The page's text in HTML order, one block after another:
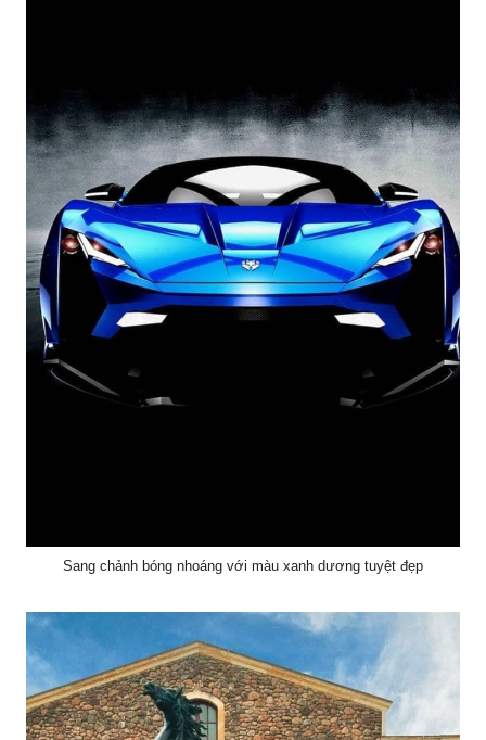
Sang chảnh bóng nhoáng với màu xanh dương tuyệt đẹp